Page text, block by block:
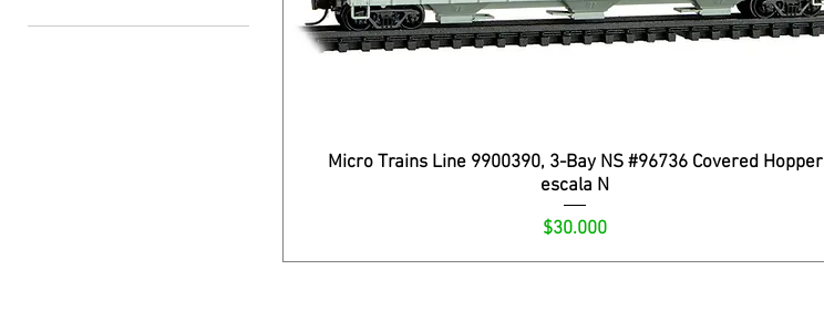
Micro Trains Line
Micro Trains Line 9900390, 3-Bay NS #96736 Covered Hopper
escala N
Precio
$30.000